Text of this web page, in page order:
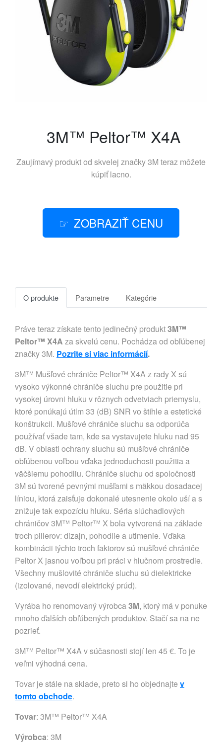
3M™ Peltor™ X4A
Zaujímavý produkt od skvelej značky3M teraz môžete
kúpiť lacno.
ZOBRAZIŤ CENU
O produkte Parametre Kategórie
Práve teraz získate tento jedinečný produkt3M™
Peltor™ X4A za skvelú cenu. Pochádza od obľúbenej
značky 3M. Pozrite si viac informácií.
3M™ Mušľové chrániče Peltor™ X4A z rady X sú
vysoko výkonné chrániče sluchu pre použitie pri
vysokej úrovni hluku v rôznych odvetviach priemyslu,
ktoré ponúkajú útlm 33 (dB) SNR vo štíhle a estetické
konštrukcii. Mušľové chrániče sluchu sa odporúča
používať všade tam, kde sa vystavujete hluku nad 95
dB. V oblasti ochrany sluchu sú mušľové chrániče
obľúbenou voľbou vďaka jednoduchosti použitia a
väčšiemu pohodliu. Chrániče sluchu od spoločnosti
3M sú tvorené pevnými mušľami s mäkkou dosadacej
líniou, ktorá zaisťuje dokonalé utesnenie okolo uší a s
znižuje tak expozíciu hluku. Séria slúchadlových
chráničov 3M™ Peltor™ X bola vytvorená na základe
troch pilierov: dizajn, pohodlie a utlmenie. Vďaka
kombinácii týchto troch faktorov sú mušľové chrániče
Peltor X jasnou voľbou pri práci v hlučnom prostredie.
Všechny mušlovité chrániče sluchu sú dielektricke
(izolované, nevodí elektrický prúd).
Vyrába ho renomovaný výrobca3M, ktorý má v ponuke
mnoho ďalších obľúbených produktov. Stačí sa na ne
pozrieť.
3M™ Peltor™ X4A v súčasnosti stojí len 45 €. To je
veľmi výhodná cena.
Tovar je stále na sklade, preto si ho objednajte v
tomto obchode.
Tovar: 3M™ Peltor™ X4A
Výrobca: 3M